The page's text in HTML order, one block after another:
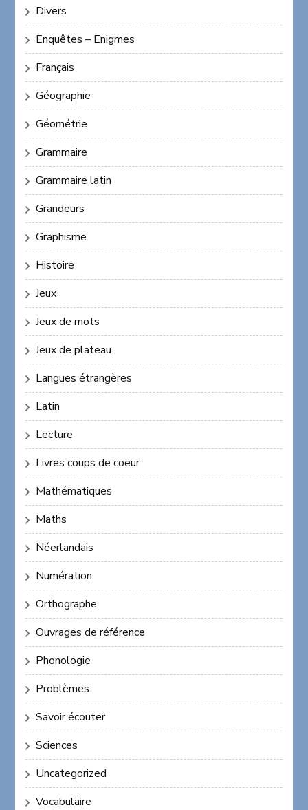
Divers
Enquêtes – Enigmes
Français
Géographie
Géométrie
Grammaire
Grammaire latin
Grandeurs
Graphisme
Histoire
Jeux
Jeux de mots
Jeux de plateau
Langues étrangères
Latin
Lecture
Livres coups de coeur
Mathématiques
Maths
Néerlandais
Numération
Orthographe
Ouvrages de référence
Phonologie
Problèmes
Savoir écouter
Sciences
Uncategorized
Vocabulaire